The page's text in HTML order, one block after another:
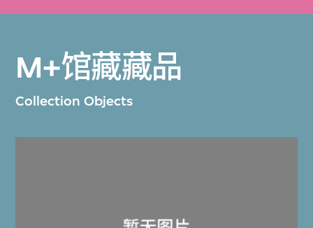
M+馆藏藏品
Collection Objects